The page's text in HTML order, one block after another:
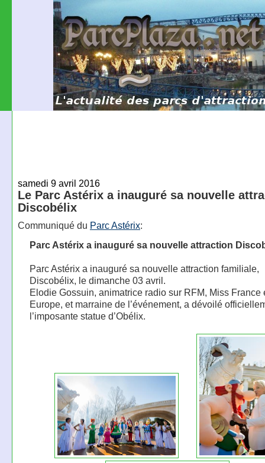
samedi 9 avril 2016
Le Parc Astérix a inauguré sa nouvelle
Discobélix
Communiqué du Parc Astérix:
Parc Astérix a inauguré sa nouvelle attraction
Parc Astérix a inauguré sa nouvelle attraction familiale,
Discobélix, le dimanche 03 avril.
Elodie Gossuin, animatrice radio sur RFM, Miss France
Europe, et marraine de l’événement, a dévoilé
l’imposante statue d’Obélix.